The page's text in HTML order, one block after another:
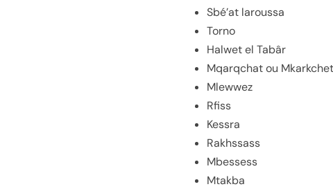
Sbé’at laroussa
Torno
Halwet el Tabâr
Mqarqchat ou Mkarkchet
Mlewwez
Rfiss
Kessra
Rakhssass
Mbessess
Mtakba